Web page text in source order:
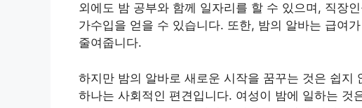
외에도 밤 공부와 함께 일자리를 할 수 있으며, 직장
가수입을 얻을 수 있습니다. 또한, 밤의 알바는 급여
줄여줍니다.
하지만 밤의 알바로 새로운 시작을 꿈꾸는 것은 쉽지
하나는 사회적인 편견입니다. 여성이 밤에 일하는 것